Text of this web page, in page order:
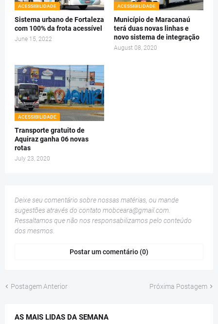
ACESSIBILIDADE
Sistema urbano de Fortaleza
com 100% da frota acessível
June 15, 2022
ACESSIBILIDADE
Município de Maracanaú
terá duas novas linhas e
novo sistema de integração
August 08, 2020
ACESSIBILIDADE
Transporte gratuito de
Aquiraz ganha 06 novas
rotas
July 23, 2020
Deixe seu comentário sobre nossas matérias, ou mande
sugestões através do contato mobceara@gmail.com
Ressaltamos que não nos responsabilizamos pelo conteúdo
dos mesmos.
Postar um comentário (0)
Postagem Anterior Próxima Postagem
AS MAIS LIDAS DA SEMANA